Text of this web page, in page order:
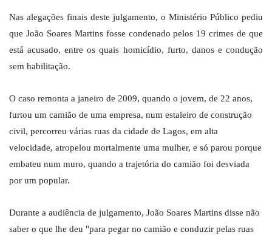
Nas alegações finais deste julgamento, o Ministério Público pediu
que João Soares Martins fosse condenado pelos 19 crimes de que
está acusado, entre os quais homicídio, furto, danos e condução
sem habilitação.
O caso remonta a janeiro de 2009, quando o jovem, de 22 anos,
furtou um camião de uma empresa, num estaleiro de construção
civil, percorreu várias ruas da cidade de Lagos, em alta
velocidade, atropelou mortalmente uma mulher, e só parou porque
embateu num muro, quando a trajetória do camião foi desviada
por um popular.
Durante a audiência de julgamento, João Soares Martins disse não
saber o que lhe deu "para pegar no camião e conduzir pelas ruas